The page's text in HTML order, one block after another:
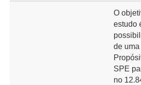
O
estudo
de
SPE
no